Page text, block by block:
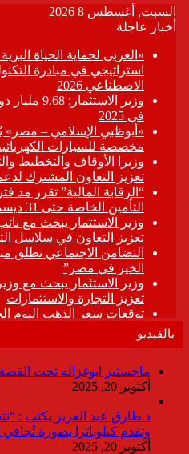
بالفيديو
ماجستير ابوغزاله تحت
أكتوبر 20, 2025
د.طارق عبد العزيز يكتب :
وتقدم كيلوباترا بصورة تُجافي
أكتوبر 20, 2025